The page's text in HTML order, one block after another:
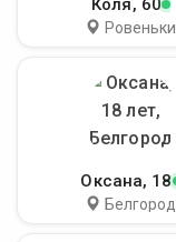
Коля, 60
Ровеньки
Оксана, 18
Белгород